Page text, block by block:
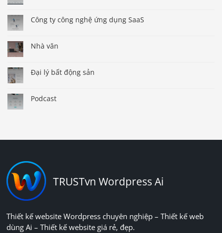
Công ty công nghệ ứng dụng SaaS
Nhà văn
Đại lý bất động sản
Podcast
TRUSTvn Wordpress Ai
Thiết kế website Wordpress chuyên nghiệp – Thiết kế web
dùng Ai – Thiết kế website giá rẻ, đẹp.